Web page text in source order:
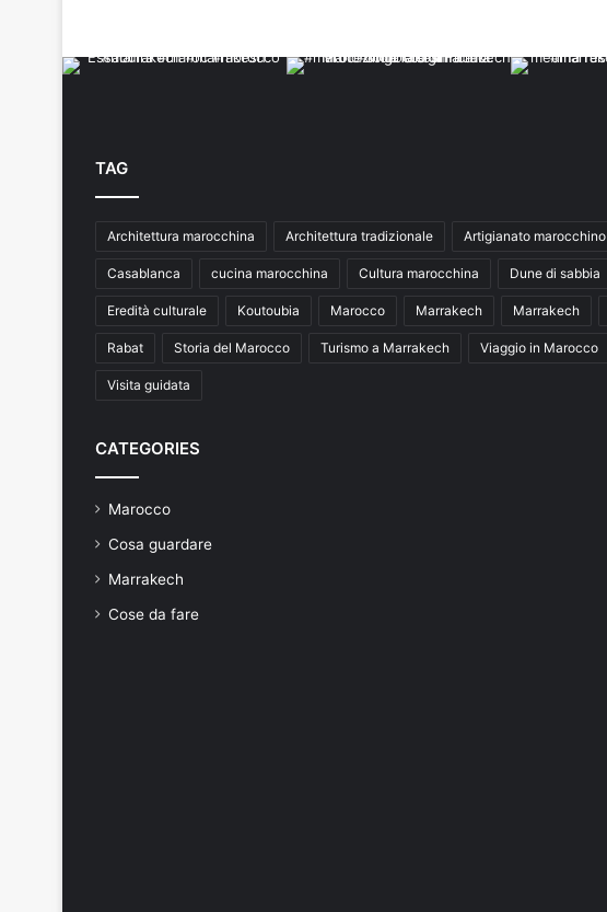
TAG
Architettura marocchina Architettura tradizionale Artigianato marocchino
Casablanca cucina marocchina Cultura marocchina Dune di sabbia
Eredità culturale Koutoubia Marocco Marrakech Marrakech
Rabat Storia del Marocco Turismo a Marrakech Viaggio in Marocco
Visita guidata
CATEGORIES
Marocco
Cosa guardare
Marrakech
Cose da fare